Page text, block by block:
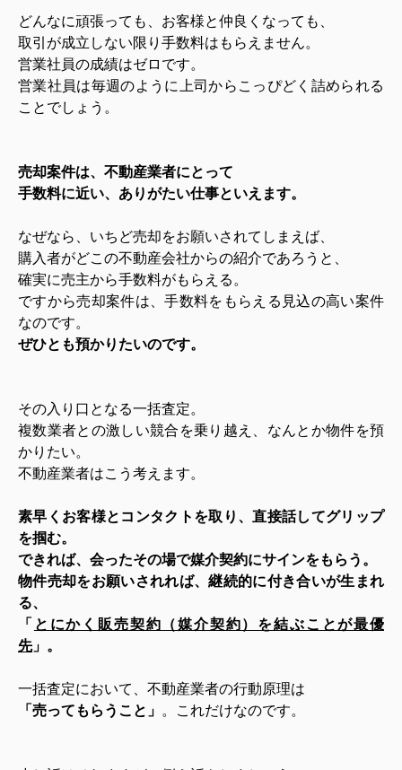
どんなに頑張っても、お客様と仲良くなっても、
取引が成立しない限り手数料はもらえません。
営業社員の成績はゼロです。
営業社員は毎週のように上司からこっぴどく詰められる
ことでしょう。
売却案件は、不動産業者にとって
手数料に近い、ありがたい仕事といえます。
なぜなら、いちど売却をお願いされてしまえば、
購入者がどこの不動産会社からの紹介であろうと、
確実に売主から手数料がもらえる。
ですから売却案件は、手数料をもらえる見込の高い案件
なのです。
ぜひとも預かりたいのです。
その入り口となる一括査定。
複数業者との激しい競合を乗り越え、なんとか物件を預
かりたい。
不動産業者はこう考えます。
素早くお客様とコンタクトを取り、直接話してグリップ
を掴む。
できれば、会ったその場で媒介契約にサインをもらう。
物件売却をお願いされれば、継続的に付き合いが生まれ
る、
「 とにかく販売契約（媒介契約）を結ぶことが最優
先」。
一括査定において、不動産業者の行動原理は
「売ってもらうこと」 。これだけなのです。